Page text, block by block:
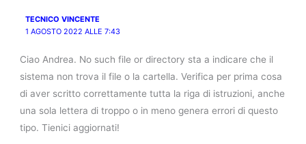
TECNICO VINCENTE
1 AGOSTO 2022 ALLE 7:43
Ciao Andrea. No such file or directory sta a indicare che il
sistema non trova il file o la cartella. Verifica per prima cosa
di aver scritto correttamente tutta la riga di istruzioni, anche
una sola lettera di troppo o in meno genera errori di questo
tipo. Tienici aggiornati!